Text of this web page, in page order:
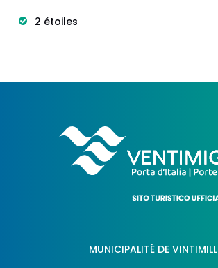
2 étoiles
MUNICIPALITÉ DE